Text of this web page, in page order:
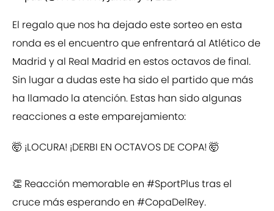
El regalo que nos ha dejado este sorteo en esta
ronda es el encuentro que enfrentará al Atlético de
Madrid y al Real Madrid en estos octavos de final.
Sin lugar a dudas este ha sido el partido que más
ha llamado la atención. Estas han sido algunas
reacciones a este emparejamiento:
🤯 ¡LOCURA! ¡DERBI EN OCTAVOS DE COPA! 🤯
👏 Reacción memorable en #SportPlustras el
cruce más esperando en #CopaDelRey.